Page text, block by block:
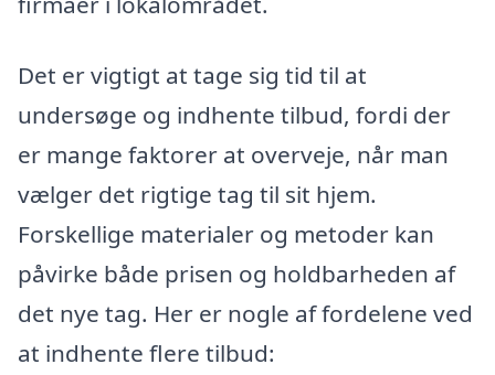
Det er vigtigt at tage sig tid til at
undersøge og indhente tilbud, fordi der
er mange faktorer at overveje, når man
vælger det rigtige tag til sit hjem.
Forskellige materialer og metoder kan
påvirke både prisen og holdbarheden af
det nye tag. Her er nogle af fordelene ved
at indhente flere tilbud: